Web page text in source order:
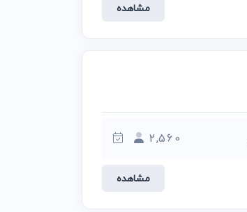
مشاهده
2,560
مشاهده